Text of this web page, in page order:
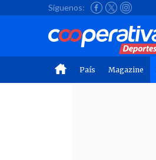
Síguenos:
País Magazine